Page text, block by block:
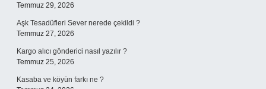
Temmuz 29, 2026
Aşk Tesadüfleri Sever nerede çekildi ?
Temmuz 27, 2026
Kargo alıcı gönderici nasıl yazılır ?
Temmuz 25, 2026
Kasaba ve köyün farkı ne ?